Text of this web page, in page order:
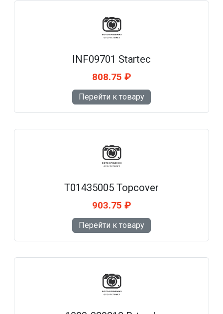
INF09701 Startec
808.75 ₽
Перейти к товару
T01435005 Topcover
903.75 ₽
Перейти к товару